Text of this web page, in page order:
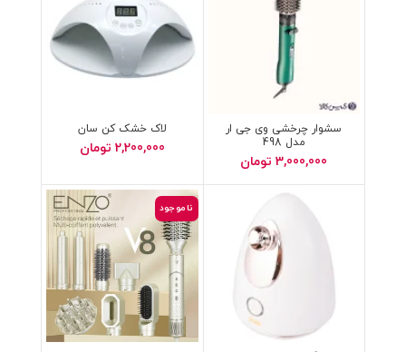
سشوار چرخشی وی جی ار
مدل 498
3,000,000 تومان
لاک خشک کن سان
2,200,000 تومان
ناموجود